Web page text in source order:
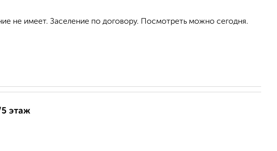
не имеет. Заселение по договору. Посмотреть можно сегодня.
этаж